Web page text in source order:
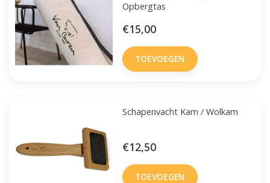
Opbergtas
€15,00
TOEVOEGEN
Schapenvacht Kam / Wolkam
€12,50
TOEVOEGEN